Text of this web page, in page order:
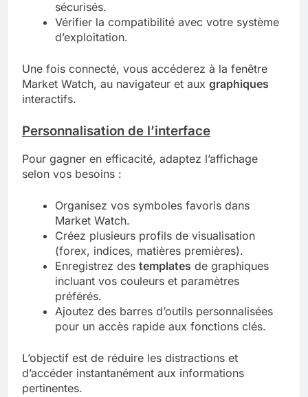
sécurisés.
Vérifier la compatibilité avec votre système
d’exploitation.
Une fois connecté, vous accéderez à la fenêtre
Market Watch, au navigateur et aux graphiques
interactifs.
Personnalisation de l’interface
Pour gagner en efficacité, adaptez l’affichage
selon vos besoins :
Organisez vos symboles favoris dans
Market Watch.
Créez plusieurs profils de visualisation
(forex, indices, matières premières).
Enregistrez des templates de graphiques
incluant vos couleurs et paramètres
préférés.
Ajoutez des barres d’outils personnalisées
pour un accès rapide aux fonctions clés.
L’objectif est de réduire les distractions et
d’accéder instantanément aux informations
pertinentes.